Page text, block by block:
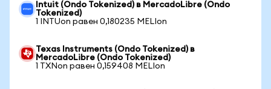
Intuit (Ondo Tokenized) в MercadoLibre (Ondo
Tokenized)
1 INTUon равен 0,180235 MELIon
Texas Instruments (Ondo Tokenized) в
MercadoLibre (Ondo Tokenized)
1 TXNon равен 0,159408 MELIon